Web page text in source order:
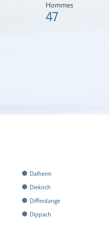
Hommes
47
a
rendu
l
´ensemble
Dalheim
a
rendu
l
´ensemble
Diekirch
a
rendu
Differdange
a Dippach